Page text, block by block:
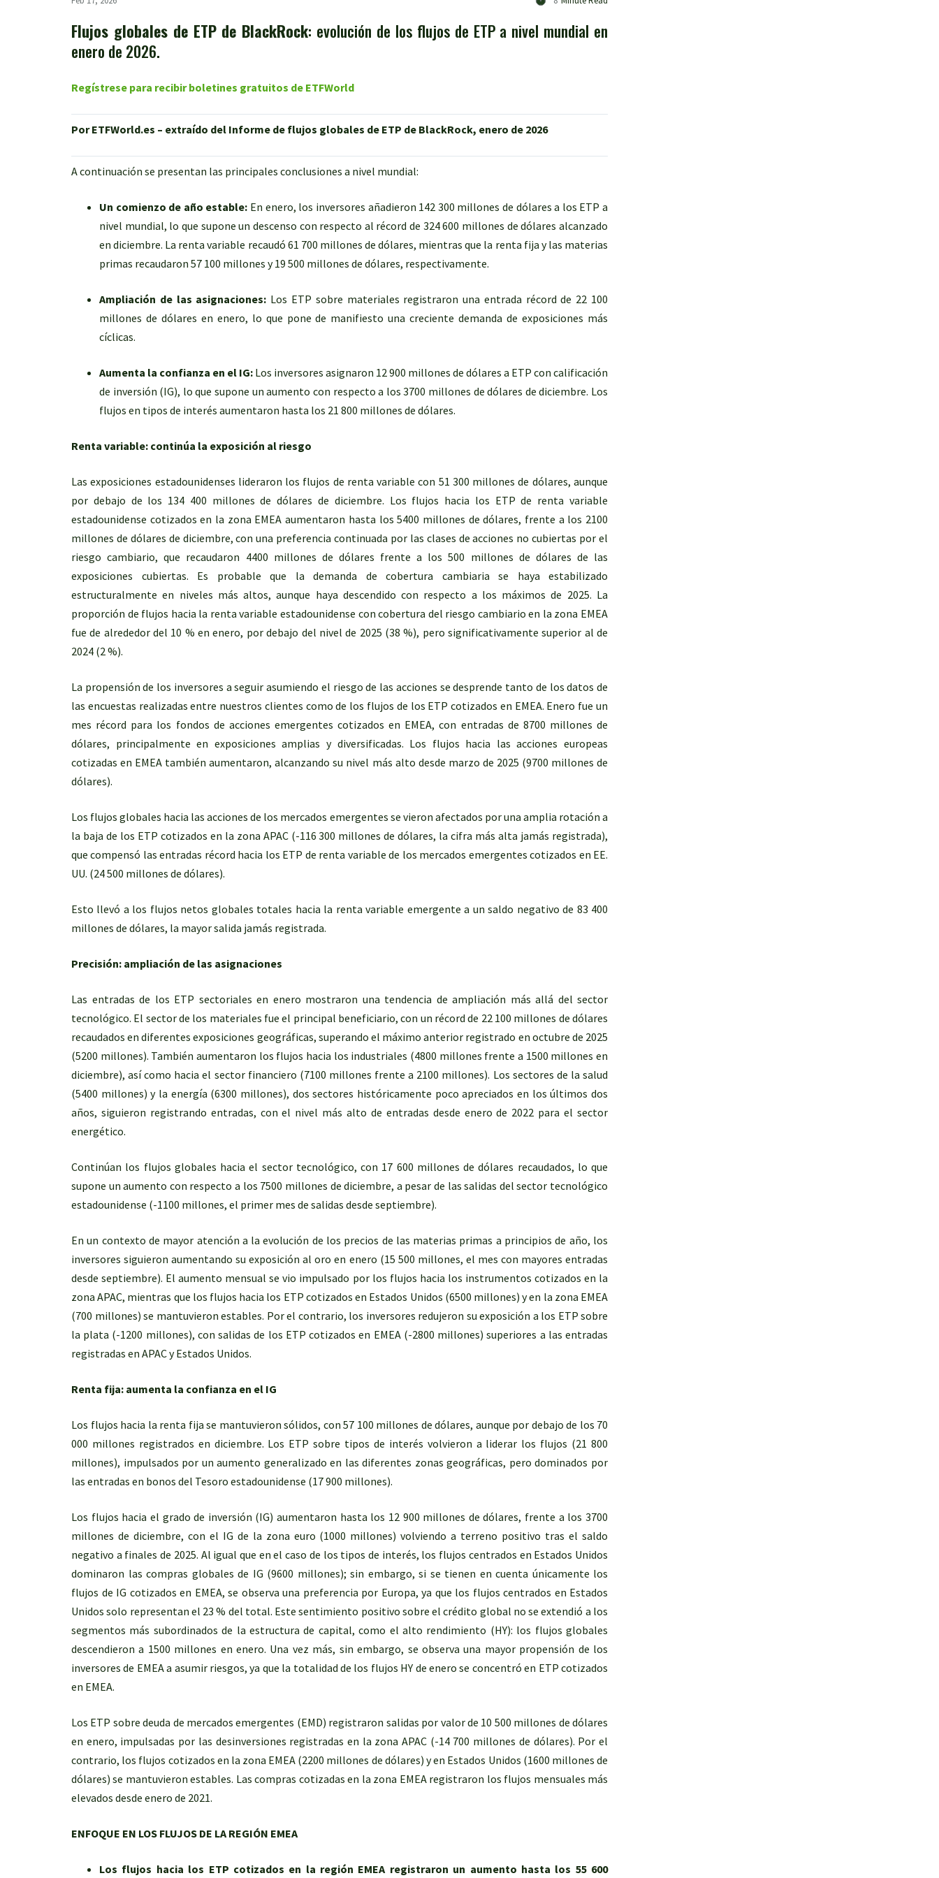
Flujos globales de ETP de BlackRock: evolución de los flujos de ETP a nivel mundial en
enero de 2026.
Regístrese para recibir boletines gratuitos de ETFWorld
Por ETFWorld.es – extraído del Informe de flujos globales de ETP de BlackRock, enero de 2026
A continuación se presentan las principales conclusiones a nivel mundial:
Un comienzo de año estable: En enero, los inversores añadieron 142 300 millones de dólares a los ETP a
nivel mundial, lo que supone un descenso con respecto al récord de 324 600 millones de dólares alcanzado
en diciembre. La renta variable recaudó 61 700 millones de dólares, mientras que la renta fija y las materias
primas recaudaron 57 100 millones y 19 500 millones de dólares, respectivamente.
Ampliación de las asignaciones: Los ETP sobre materiales registraron una entrada récord de 22 100
millones de dólares en enero, lo que pone de manifiesto una creciente demanda de exposiciones más
cíclicas.
Aumenta la confianza en el IG: Los inversores asignaron 12 900 millones de dólares a ETP con calificación
de inversión (IG), lo que supone un aumento con respecto a los 3700 millones de dólares de diciembre. Los
flujos en tipos de interés aumentaron hasta los 21 800 millones de dólares.
Renta variable: continúa la exposición al riesgo
Las exposiciones estadounidenses lideraron los flujos de renta variable con 51 300 millones de dólares, aunque
por debajo de los 134 400 millones de dólares de diciembre. Los flujos hacia los ETP de renta variable
estadounidense cotizados en la zona EMEA aumentaron hasta los 5400 millones de dólares, frente a los 2100
millones de dólares de diciembre, con una preferencia continuada por las clases de acciones no cubiertas por el
riesgo cambiario, que recaudaron 4400 millones de dólares frente a los 500 millones de dólares de las
exposiciones cubiertas. Es probable que la demanda de cobertura cambiaria se haya estabilizado
estructuralmente en niveles más altos, aunque haya descendido con respecto a los máximos de 2025. La
proporción de flujos hacia la renta variable estadounidense con cobertura del riesgo cambiario en la zona EMEA
fue de alrededor del 10 % en enero, por debajo del nivel de 2025 (38 %), pero significativamente superior al de
2024 (2 %).
La propensión de los inversores a seguir asumiendo el riesgo de las acciones se desprende tanto de los datos de
las encuestas realizadas entre nuestros clientes como de los flujos de los ETP cotizados en EMEA. Enero fue un
mes récord para los fondos de acciones emergentes cotizados en EMEA, con entradas de 8700 millones de
dólares, principalmente en exposiciones amplias y diversificadas. Los flujos hacia las acciones europeas
cotizadas en EMEA también aumentaron, alcanzando su nivel más alto desde marzo de 2025 (9700 millones de
dólares).
Los flujos globales hacia las acciones de los mercados emergentes se vieron afectados por una amplia rotación a
la baja de los ETP cotizados en la zona APAC (-116 300 millones de dólares, la cifra más alta jamás registrada),
que compensó las entradas récord hacia los ETP de renta variable de los mercados emergentes cotizados en EE.
UU. (24 500 millones de dólares).
Esto llevó a los flujos netos globales totales hacia la renta variable emergente a un saldo negativo de 83 400
millones de dólares, la mayor salida jamás registrada.
Precisión: ampliación de las asignaciones
Las entradas de los ETP sectoriales en enero mostraron una tendencia de ampliación más allá del sector
tecnológico. El sector de los materiales fue el principal beneficiario, con un récord de 22 100 millones de dólares
recaudados en diferentes exposiciones geográficas, superando el máximo anterior registrado en octubre de 2025
(5200 millones). También aumentaron los flujos hacia los industriales (4800 millones frente a 1500 millones en
diciembre), así como hacia el sector financiero (7100 millones frente a 2100 millones). Los sectores de la salud
(5400 millones) y la energía (6300 millones), dos sectores históricamente poco apreciados en los últimos dos
años, siguieron registrando entradas, con el nivel más alto de entradas desde enero de 2022 para el sector
energético.
Continúan los flujos globales hacia el sector tecnológico, con 17 600 millones de dólares recaudados, lo que
supone un aumento con respecto a los 7500 millones de diciembre, a pesar de las salidas del sector tecnológico
estadounidense (-1100 millones, el primer mes de salidas desde septiembre).
En un contexto de mayor atención a la evolución de los precios de las materias primas a principios de año, los
inversores siguieron aumentando su exposición al oro en enero (15 500 millones, el mes con mayores entradas
desde septiembre). El aumento mensual se vio impulsado por los flujos hacia los instrumentos cotizados en la
zona APAC, mientras que los flujos hacia los ETP cotizados en Estados Unidos (6500 millones) y en la zona EMEA
(700 millones) se mantuvieron estables. Por el contrario, los inversores redujeron su exposición a los ETP sobre
la plata (-1200 millones), con salidas de los ETP cotizados en EMEA (-2800 millones) superiores a las entradas
registradas en APAC y Estados Unidos.
Renta fija: aumenta la confianza en el IG
Los flujos hacia la renta fija se mantuvieron sólidos, con 57 100 millones de dólares, aunque por debajo de los 70
000 millones registrados en diciembre. Los ETP sobre tipos de interés volvieron a liderar los flujos (21 800
millones), impulsados por un aumento generalizado en las diferentes zonas geográficas, pero dominados por
las entradas en bonos del Tesoro estadounidense (17 900 millones).
Los flujos hacia el grado de inversión (IG) aumentaron hasta los 12 900 millones de dólares, frente a los 3700
millones de diciembre, con el IG de la zona euro (1000 millones) volviendo a terreno positivo tras el saldo
negativo a finales de 2025. Al igual que en el caso de los tipos de interés, los flujos centrados en Estados Unidos
dominaron las compras globales de IG (9600 millones); sin embargo, si se tienen en cuenta únicamente los
flujos de IG cotizados en EMEA, se observa una preferencia por Europa, ya que los flujos centrados en Estados
Unidos solo representan el 23 % del total. Este sentimiento positivo sobre el crédito global no se extendió a los
segmentos más subordinados de la estructura de capital, como el alto rendimiento (HY): los flujos globales
descendieron a 1500 millones en enero. Una vez más, sin embargo, se observa una mayor propensión de los
inversores de EMEA a asumir riesgos, ya que la totalidad de los flujos HY de enero se concentró en ETP cotizados
en EMEA.
Los ETP sobre deuda de mercados emergentes (EMD) registraron salidas por valor de 10 500 millones de dólares
en enero, impulsadas por las desinversiones registradas en la zona APAC (-14 700 millones de dólares). Por el
contrario, los flujos cotizados en la zona EMEA (2200 millones de dólares) y en Estados Unidos (1600 millones de
dólares) se mantuvieron estables. Las compras cotizadas en la zona EMEA registraron los flujos mensuales más
elevados desde enero de 2021.
ENFOQUE EN LOS FLUJOS DE LA REGIÓN EMEA
Los flujos hacia los ETP cotizados en la región EMEA registraron un aumento hasta los 55 600